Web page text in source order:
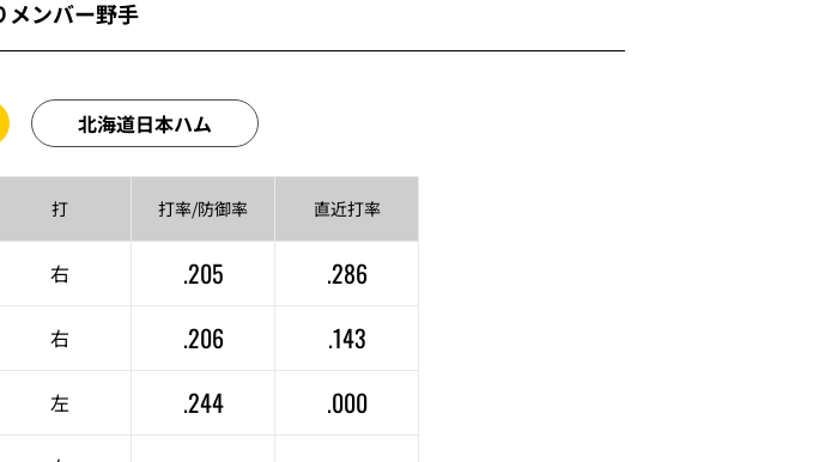
メンバー野手
北海道日本ハム
打 打率/防御率 直近打率
右 .205 .286
右 .206 .143
左 .244 .000